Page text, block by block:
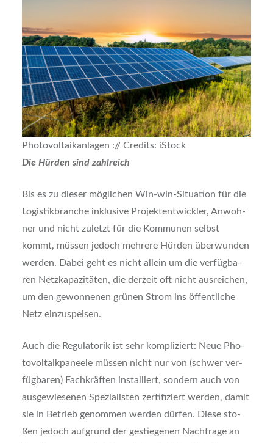
Pho­to­vol­ta­ik­an­la­gen :// Cre­dits: iStock
Die Hür­den sind zahl­reich
Bis es zu die­ser mög­li­chen Win-win-Situa­ti­on für die
Logis­tik­bran­che inklu­si­ve Pro­jekt­ent­wick­ler, Anwoh­
ner und nicht zuletzt für die Kom­mu­nen selbst
kommt, müs­sen jedoch meh­re­re Hür­den über­wun­den
wer­den. Dabei geht es nicht allein um die ver­füg­ba­
ren Netz­ka­pa­zi­tä­ten, die der­zeit oft nicht aus­rei­chen,
um den gewon­ne­nen grü­nen Strom ins öffent­li­che
Netz ein­zu­spei­sen.
Auch die Regu­la­to­rik ist sehr kom­pli­ziert: Neue Pho­
to­vol­ta­ik­pa­nee­le müs­sen nicht nur von (schwer ver­
füg­ba­ren) Fach­kräf­ten instal­liert, son­dern auch von
aus­ge­wie­se­nen Spe­zia­lis­ten zer­ti­fi­ziert wer­den, damit
sie in Betrieb genom­men wer­den dür­fen. Die­se sto­
ßen jedoch auf­grund der gestie­ge­nen Nach­fra­ge an